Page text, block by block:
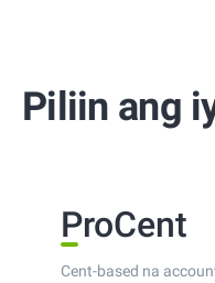
Piliin ang
ProCent
Cent-based na